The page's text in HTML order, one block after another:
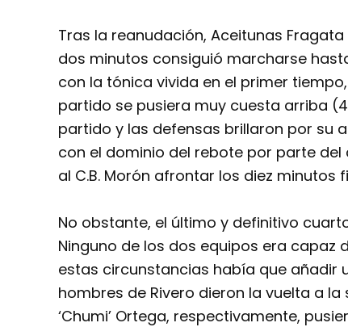
Tras la reanudación, Aceitunas
dos minutos consiguió marcharse
con la tónica vivida en el primer
partido se pusiera muy cuesta arriba
partido y las defensas brillaron por su
con el dominio del rebote por parte
al C.B. Morón afrontar los diez
No obstante, el último y definitivo
Ninguno de los dos equipos era capaz
estas circunstancias había que añadir
hombres de Rivero dieron la vuelta a
‘Chumi’ Ortega, respectivamente,